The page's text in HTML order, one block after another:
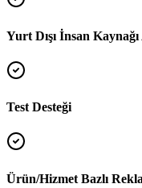
Yurt Dışı İnsan
Test Desteği
Ürün/Hizmet Bazlı